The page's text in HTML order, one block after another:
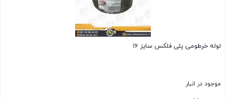
لوله خرطومی پلی فلکس سایز 16
موجود در انبار